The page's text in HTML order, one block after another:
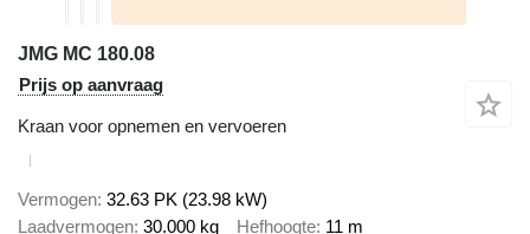
JMG MC 180.08
Prijs op aanvraag
Kraan voor opnemen en vervoeren
Vermogen 32.63 PK (23.98 kW)
Laadvermogen 30.000 kg Hefhoogte 11 m